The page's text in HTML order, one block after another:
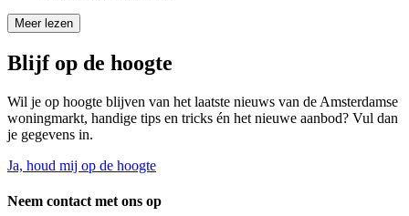
Meer lezen
Blijf op de hoogte
Wil je op hoogte blijven van het laatste nieuws van de Amsterdamse
woningmarkt, handige tips en tricks én het nieuwe aanbod? Vul dan
je gegevens in.
Ja, houd mij op de hoogte
Neem contact met ons op